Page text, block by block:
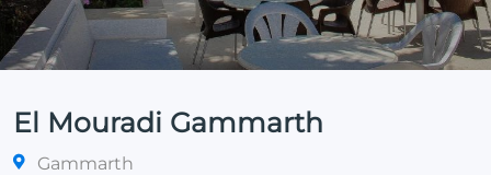
El Mouradi Gammarth
Gammarth